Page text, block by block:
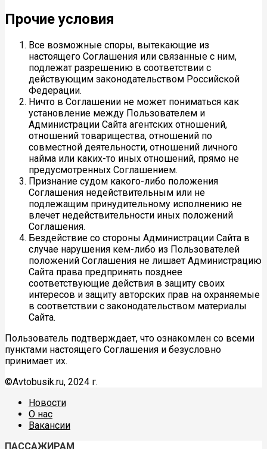
Прочие условия
Все возможные споры, вытекающие из
настоящего Соглашения или связанные с ним,
подлежат разрешению в соответствии с
действующим законодательством Российской
Федерации.
Ничто в Соглашении не может пониматься как
установление между Пользователем и
Администрации Сайта агентских отношений,
отношений товарищества, отношений по
совместной деятельности, отношений личного
найма или каких-то иных отношений, прямо не
предусмотренных Соглашением.
Признание судом какого-либо положения
Соглашения недействительным или не
подлежащим принудительному исполнению не
влечет недействительности иных положений
Соглашения.
Бездействие со стороны Администрации Сайта в
случае нарушения кем-либо из Пользователей
положений Соглашения не лишает Администрацию
Сайта права предпринять позднее
соответствующие действия в защиту своих
интересов и защиту авторских прав на охраняемые
в соответствии с законодательством материалы
Сайта.
Пользователь подтверждает, что ознакомлен со всеми
пунктами настоящего Соглашения и безусловно
принимает их.
©Avtobusik.ru, 2024 г.
Новости
О нас
Вакансии
ПАССАЖИРАМ